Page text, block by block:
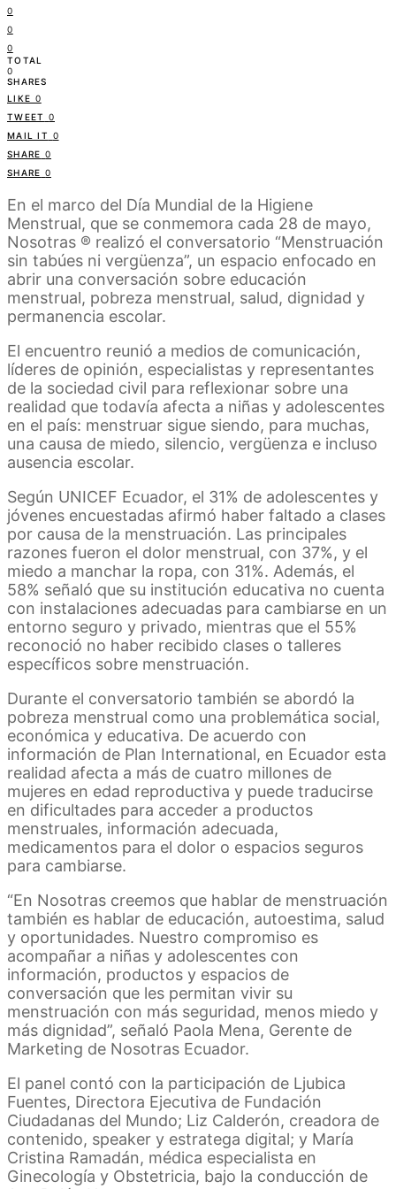
0
0
0
TOTAL
0
SHARES
LIKE 0
TWEET
0
MAIL IT 0
SHARE 0
SHARE 0
En el marco del Día Mundial de la Higiene
Menstrual, que se conmemora cada 28 de mayo,
Nosotras ® realizó el conversatorio “Menstruación
sin tabúes ni vergüenza”, un espacio enfocado en
abrir una conversación sobre educación
menstrual, pobreza menstrual, salud, dignidad y
permanencia escolar.
El encuentro reunió a medios de comunicación,
líderes de opinión, especialistas y representantes
de la sociedad civil para reflexionar sobre una
realidad que todavía afecta a niñas y adolescentes
en el país: menstruar sigue siendo, para muchas,
una causa de miedo, silencio, vergüenza e incluso
ausencia escolar.
Según UNICEF Ecuador, el 31% de adolescentes y
jóvenes encuestadas afirmó haber faltado a clases
por causa de la menstruación. Las principales
razones fueron el dolor menstrual, con 37%, y el
miedo a manchar la ropa, con 31%. Además, el
58% señaló que su institución educativa no cuenta
con instalaciones adecuadas para cambiarse en un
entorno seguro y privado, mientras que el 55%
reconoció no haber recibido clases o talleres
específicos sobre menstruación.
Durante el conversatorio también se abordó la
pobreza menstrual como una problemática social,
económica y educativa. De acuerdo con
información de Plan International, en Ecuador esta
realidad afecta a más de cuatro millones de
mujeres en edad reproductiva y puede traducirse
en dificultades para acceder a productos
menstruales, información adecuada,
medicamentos para el dolor o espacios seguros
para cambiarse.
“En Nosotras creemos que hablar de menstruación
también es hablar de educación, autoestima, salud
y oportunidades. Nuestro compromiso es
acompañar a niñas y adolescentes con
información, productos y espacios de
conversación que les permitan vivir su
menstruación con más seguridad, menos miedo y
más dignidad”, señaló Paola Mena, Gerente de
Marketing de Nosotras Ecuador.
El panel contó con la participación de Ljubica
Fuentes, Directora Ejecutiva de Fundación
Ciudadanas del Mundo; Liz Calderón, creadora de
contenido, speaker y estratega digital; y María
Cristina Ramadán, médica especialista en
Ginecología y Obstetricia, bajo la conducción de